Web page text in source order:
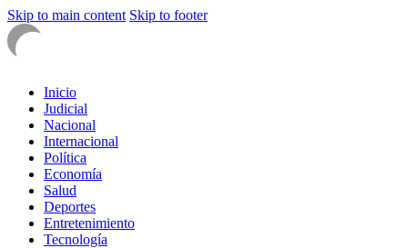
Skip to main content Skip to footer
Inicio
Judicial
Nacional
Internacional
Política
Economía
Salud
Deportes
Entretenimiento
Tecnología